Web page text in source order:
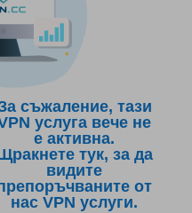
съжаление, тази
услуга вече не
е активна.
тук, за да
видите
от
нас VPN услуги.